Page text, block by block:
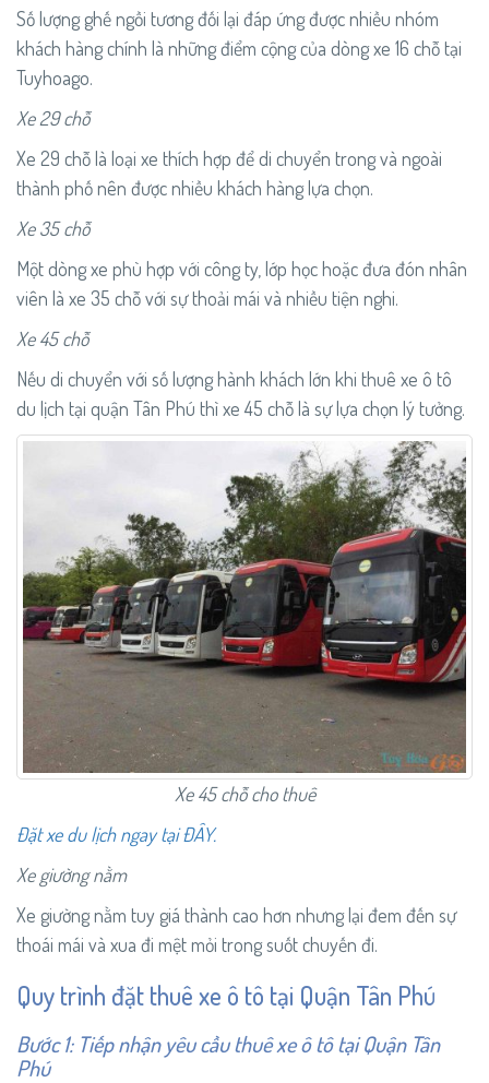
Số lượng ghế ngồi tương đối lại đáp ứng được nhiều nhóm
khách hàng chính là những điểm cộng của dòng xe 16 chỗ tại
Tuyhoago.
Xe 29 chỗ
Xe 29 chỗ là loại xe thích hợp để di chuyển trong và ngoài
thành phố nên được nhiều khách hàng lựa chọn.
Xe 35 chỗ
Một dòng xe phù hợp với công ty, lớp học hoặc đưa đón nhân
viên là xe 35 chỗ với sự thoải mái và nhiều tiện nghi.
Xe 45 chỗ
Nếu di chuyển với số lượng hành khách lớn khi thuê xe ô tô
du lịch tại quận Tân Phú thì xe 45 chỗ là sự lựa chọn lý tưởng.
Xe 45 chỗ cho thuê
Đặt xe du lịch ngay tại ĐÂY.
Xe giường nằm
Xe giường nằm tuy giá thành cao hơn nhưng lại đem đến sự
thoái mái và xua đi mệt mỏi trong suốt chuyến đi.
Quy trình đặt thuê xe ô tô tại Quận Tân Phú
Bước 1: Tiếp nhận yêu cầu thuê xe ô tô tại Quận Tân
Phú